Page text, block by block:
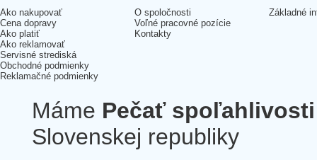
Ako nakupovať
Cena dopravy
Ako platiť
Ako reklamovať
Servisné strediská
Obchodné podmienky
Reklamačné podmienky
O spoločnosti
Voľné pracovné pozície
Kontakty
Základné
Máme Pečať spoľahlivosti
Slovenskej republiky